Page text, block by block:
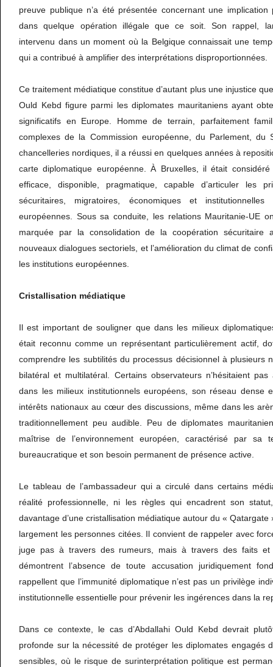
preuve publique n’a été présentée concernant une implication
dans quelque opération illégale que ce soit. Son rappel,
intervenu dans un moment où la Belgique connaissait une
qui a contribué à amplifier des interprétations disproportionnées.
Ce traitement médiatique constitue d’autant plus une injustice
Ould Kebd figure parmi les diplomates mauritaniens ayant
significatifs en Europe. Homme de terrain, parfaitement
complexes de la Commission européenne, du Parlement, du
chancelleries nordiques, il a réussi en quelques années à
carte diplomatique européenne. À Bruxelles, il était
efficace, disponible, pragmatique, capable d’articuler les
sécuritaires, migratoires, économiques et
européennes. Sous sa conduite, les relations Mauritanie-UE
marquée par la consolidation de la coopération sécuritaire
nouveaux dialogues sectoriels, et l’amélioration du climat de
les institutions européennes.
Cristallisation médiatique
Il est important de souligner que dans les milieux
était reconnu comme un représentant particulièrement actif,
comprendre les subtilités du processus décisionnel à plusieurs
bilatéral et multilatéral. Certains observateurs n’hésitaient
dans les milieux institutionnels européens, son réseau dense
intérêts nationaux au cœur des discussions, même dans les
traditionnellement peu audible. Peu de diplomates
maîtrise de l’environnement européen, caractérisé par sa
bureaucratique et son besoin permanent de présence active.
Le tableau de l’ambassadeur qui a circulé dans certains
réalité professionnelle, ni les règles qui encadrent son
davantage d’une cristallisation médiatique autour du «
largement les personnes citées. Il convient de rappeler avec
juge pas à travers des rumeurs, mais à travers des faits et
démontrent l’absence de toute accusation juridiquement
rappellent que l’immunité diplomatique n’est pas un privilège
institutionnelle essentielle pour prévenir les ingérences dans la
Dans ce contexte, le cas d’Abdallahi Ould Kebd devrait
profonde sur la nécessité de protéger les diplomates engagés
sensibles, où le risque de surinterprétation politique est